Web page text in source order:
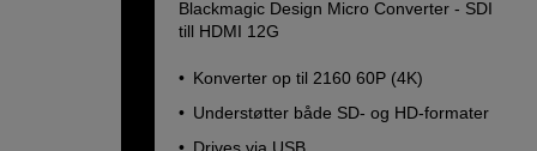
Blackmagic Design Micro Converter - SDI
till HDMI 12G
Konverter op til 2160 60P (4K)
Understøtter både SD- og HD-formater